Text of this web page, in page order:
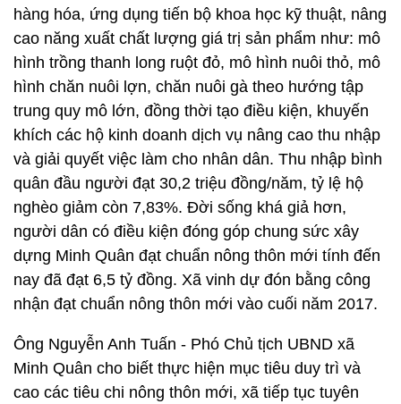
hàng hóa, ứng dụng tiến bộ khoa học kỹ thuật, nâng
cao năng xuất chất lượng giá trị sản phẩm như: mô
hình trồng thanh long ruột đỏ, mô hình nuôi thỏ, mô
hình chăn nuôi lợn, chăn nuôi gà theo hướng tập
trung quy mô lớn, đồng thời tạo điều kiện, khuyến
khích các hộ kinh doanh dịch vụ nâng cao thu nhập
và giải quyết việc làm cho nhân dân. Thu nhập bình
quân đầu người đạt 30,2 triệu đồng/năm, tỷ lệ hộ
nghèo giảm còn 7,83%. Đời sống khá giả hơn,
người dân có điều kiện đóng góp chung sức xây
dựng Minh Quân đạt chuẩn nông thôn mới tính đến
nay đã đạt 6,5 tỷ đồng. Xã vinh dự đón bằng công
nhận đạt chuẩn nông thôn mới vào cuối năm 2017.
Ông Nguyễn Anh Tuấn - Phó Chủ tịch UBND xã
Minh Quân cho biết thực hiện mục tiêu duy trì và
cao các tiêu chi nông thôn mới, xã tiếp tục tuyên